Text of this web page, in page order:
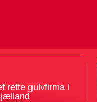
rette gulvfirma i